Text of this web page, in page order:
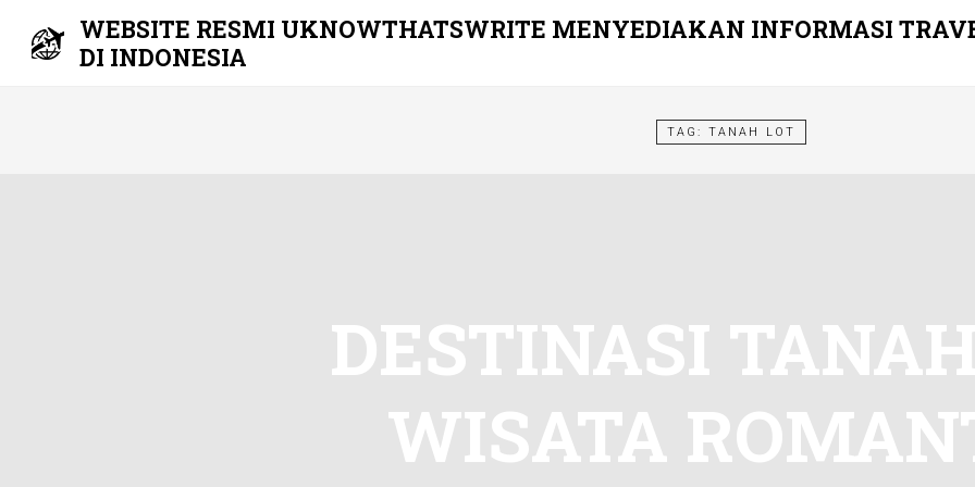
WEBSITE RESMI UKNOWTHATSWRITE MENYEDIAKAN INFORMASI
DI INDONESIA
TAG: TANAH LOT
DESTINASI
WISATA